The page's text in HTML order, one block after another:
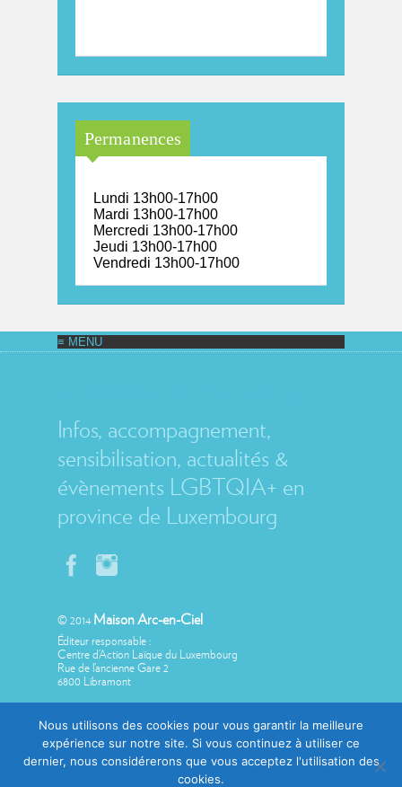
Permanences
Lundi 13h00-17h00
Mardi 13h00-17h00
Mercredi 13h00-17h00
Jeudi 13h00-17h00
Vendredi 13h00-17h00
Infos, accompagnement,
sensibilisation, actualités &
évènements LGBTQIA+ en
province de Luxembourg
© 2014 Maison Arc-en-Ciel
Éditeur responsable :
Centre d’Action Laïque du Luxembourg
Rue de l’ancienne Gare 2
6800 Libramont
Avec le soutien de
Nous utilisons des cookies pour vous garantir la meilleure
expérience sur notre site. Si vous continuez à utiliser ce
dernier, nous considérerons que vous acceptez l'utilisation des
cookies.